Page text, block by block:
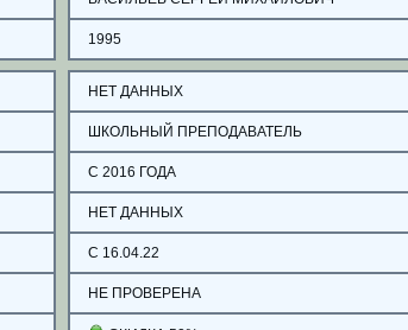
1995
НЕТ ДАННЫХ
ШКОЛЬНЫЙ ПРЕПОДАВАТЕЛЬ
С 2016 ГОДА
НЕТ ДАННЫХ
С 16.04.22
НЕ ПРОВЕРЕНА